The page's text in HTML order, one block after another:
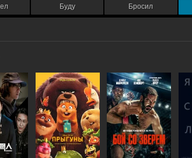
Буду Бросил